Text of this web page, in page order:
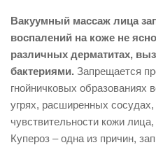
Вакуумный массаж лица
воспалений на коже не
различных дерматитах,
бактериями. Запрещается
гнойничковых образованиях
угрях, расширенных
чувствительности кожи
Купероз – одна из причин,